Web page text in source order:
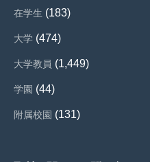
在学生 (183)
大学 (474)
大学教員 (1,449)
学園 (44)
附属校園 (131)